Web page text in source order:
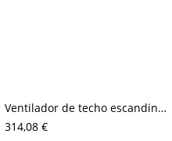
Ventilador de techo escandinavo de madera maciza con luz LED regulable y motor DC silencioso
314,08 €